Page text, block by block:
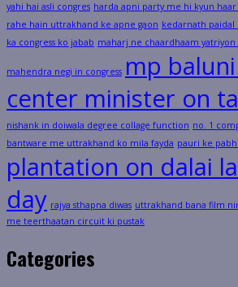
yahi hai asli congres harda apni party me hi kyun haar
rahe hain uttrakhand ke apne gaon kedarnath paidal
ka congress ko jabab maharj ne chaardhaam yatriyon
mahendra negi in congress mp
center minister on
nishank in doiwala degree collage function no. 1
bantware me uttrakhand ko mila fayda pauri ke
plantation on dalai
day rajya sthapna diwas uttrakhand bana film
me teerthaatan circuit ki pustak
Categories